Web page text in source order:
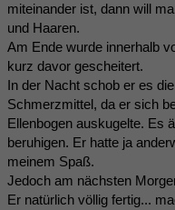
miteinander ist, dann will
und Haaren.
Am Ende wurde innerhalb
kurz davor gescheitert.
In der Nacht schob er es
Schmerzmittel, da er sich
Ellenbogen auskugelte. Es
beruhigen. Er hatte ja
meinem Spaß.
Jedoch am nächsten
Er natürlich völlig fertig...